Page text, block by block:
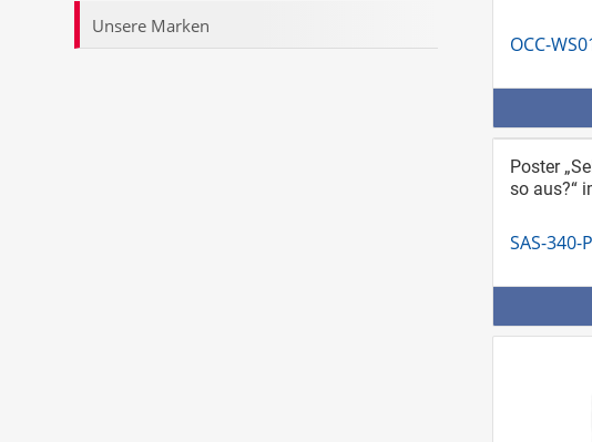
OCC-
Poster
so aus?“
SAS-340-P
Unsere Marken